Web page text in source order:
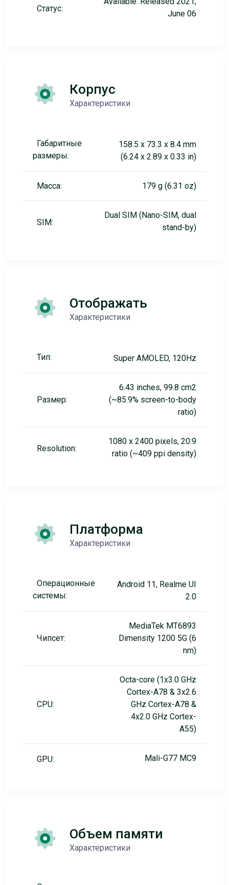
Статус:
June 06
Корпус
Характеристики
Габаритные
размеры:
158.5 x 73.3 x 8.4 mm
(6.24 x 2.89 x 0.33 in)
Масса: 179 g (6.31 oz)
SIM:
Dual SIM (Nano-SIM, dual
stand-by)
Отображать
Характеристики
Тип: Super AMOLED, 120Hz
Размер:
6.43 inches, 99.8 cm2
(~85.9% screen-to-body
ratio)
Resolution:
1080 x 2400 pixels, 20:9
ratio (~409 ppi density)
Платформа
Характеристики
Операционные
системы:
Android 11, Realme UI
2.0
Чипсет:
MediaTek MT6893
Dimensity 1200 5G (6
nm)
CPU:
Octa-core (1x3.0 GHz
Cortex-A78 & 3x2.6
GHz Cortex-A78 &
4x2.0 GHz Cortex-
A55)
GPU: Mali-G77 MC9
Объем памяти
Характеристики